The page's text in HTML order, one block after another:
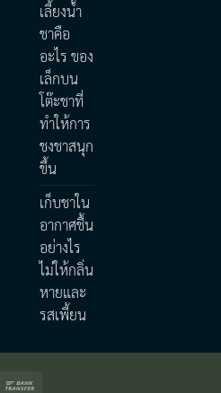
เลี้ยงน้ำ
ชาคือ
อะไร ของ
เล็กบน
โต๊ะชาที่
ทำให้การ
ชงชาสนุก
ขึ้น
เก็บชาใน
อากาศชื้น
อย่างไร
ไม่ให้กลิ่น
หายและ
รสเพี้ยน